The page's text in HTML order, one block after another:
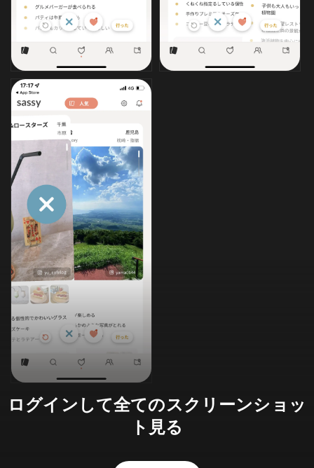
ログインして全てのスクリーンショッ
ト見る